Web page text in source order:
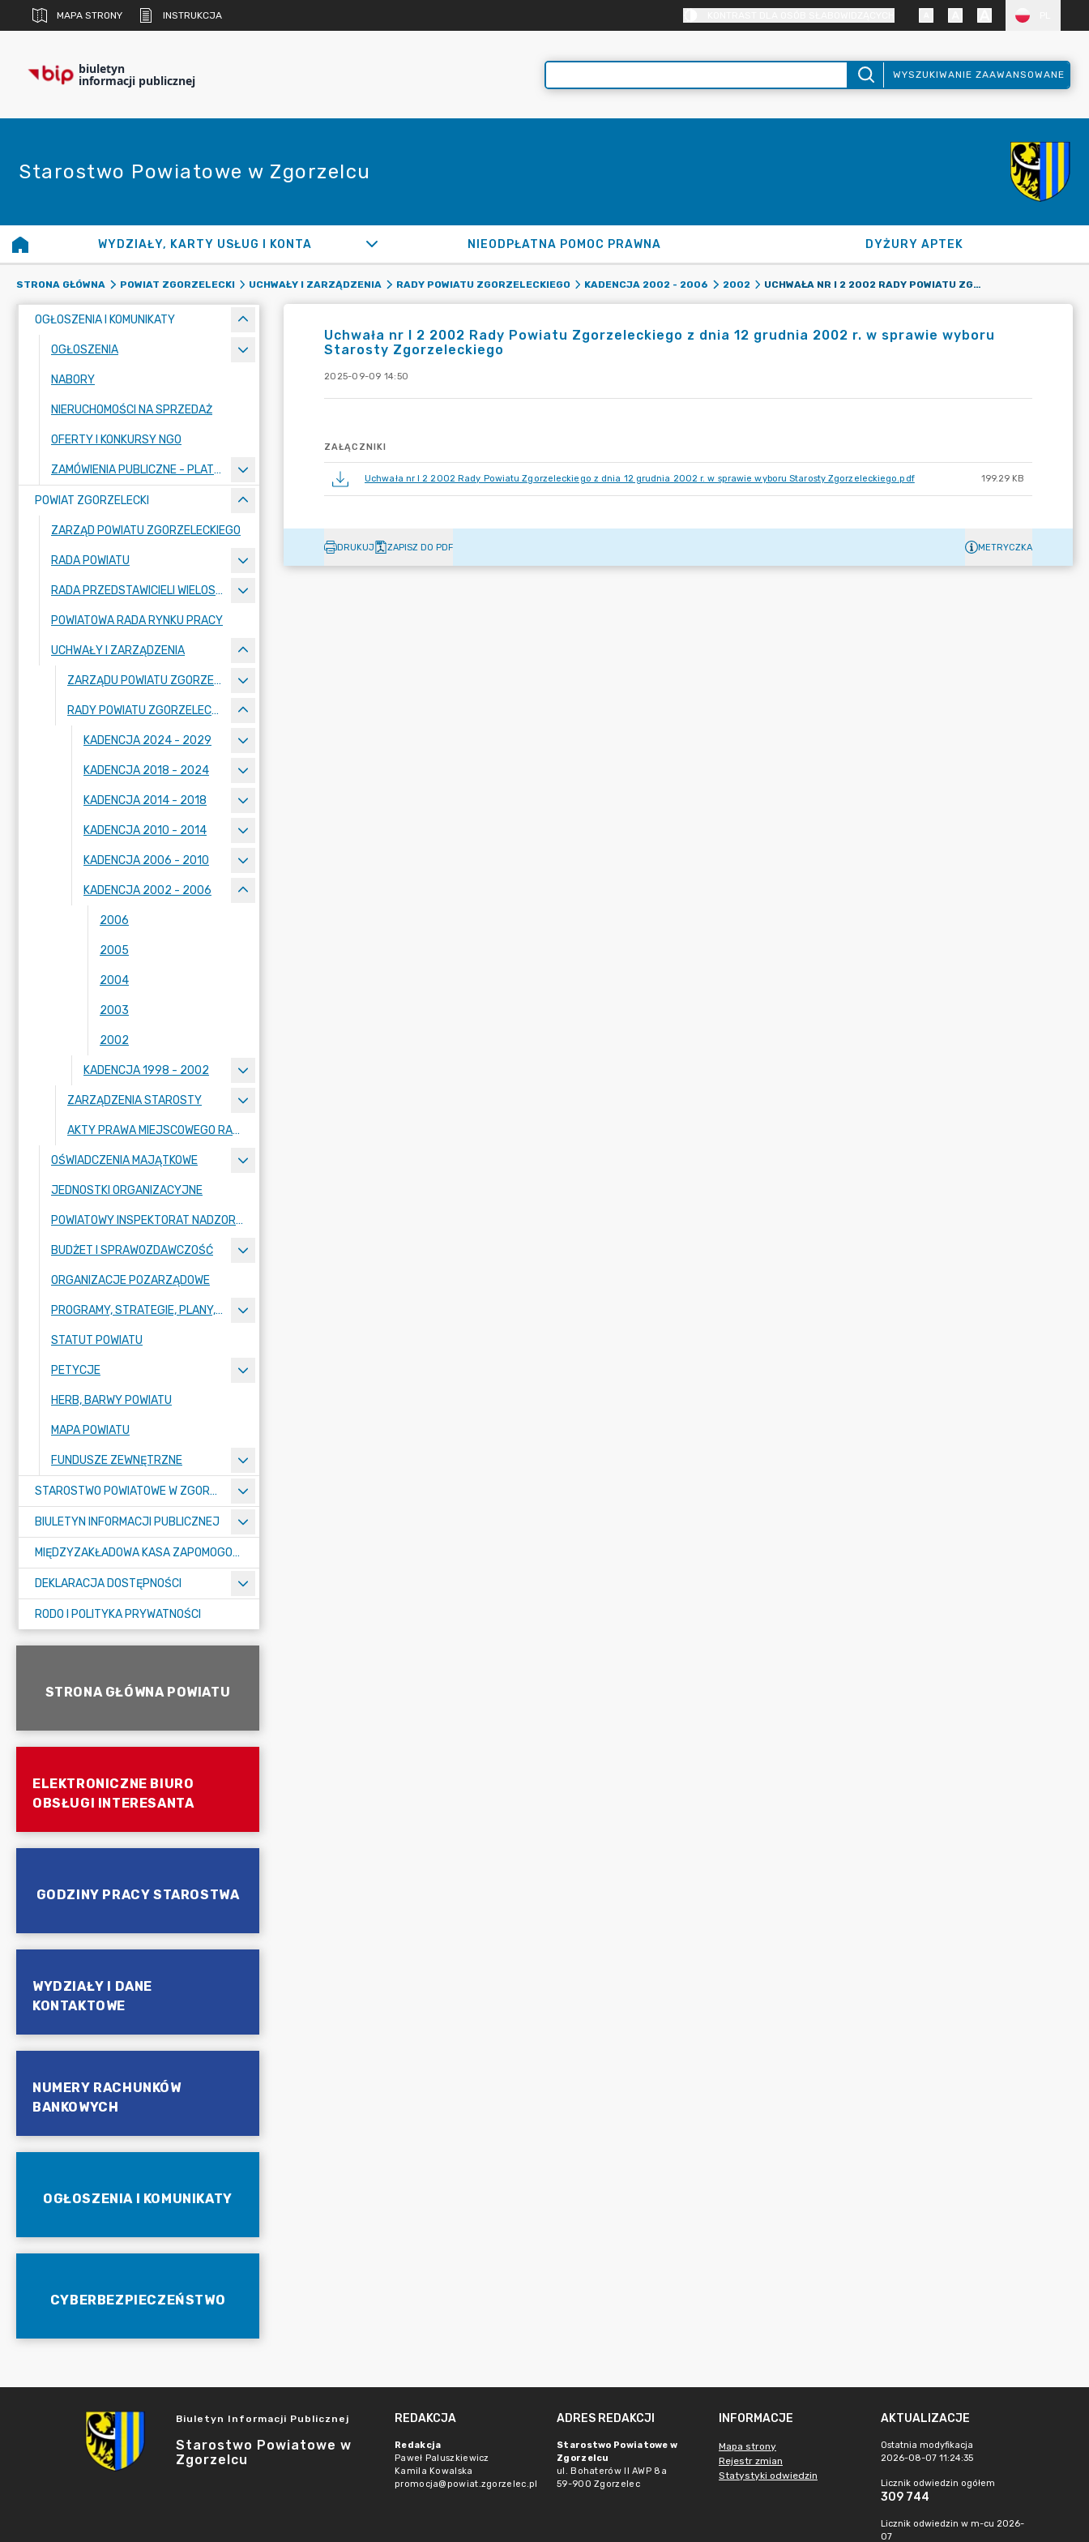
MAPA STRONY INSTRUKCJA
biuletyn
informacji publicznej WYSZUKIWANIE ZAAWANSOWANE
Starostwo Powiatowe w Zgorzelcu
WYDZIAŁY, KARTY USŁUG I KONTA NIEODPŁATNA POMOC PRAWNA DYŻURY APTEK
STRONA GŁÓWNA POWIAT ZGORZELECKI UCHWAŁY I ZARZĄDZENIA RADY POWIATU ZGORZELECKIEGO KADENCJA 2002 - 2006 2002 UCHWAŁA NR I 2 2002 RADY POWIATU ZGORZELECKIEGO Z DNIA 12 GRUDNIA 2002 R. W SPRAWIE WYBORU STAROSTY ZGORZELECKIEGO
OGŁOSZENIA I KOMUNIKATY
OGŁOSZENIA
NABORY
NIERUCHOMOŚCI NA SPRZEDAŻ
OFERTY I KONKURSY NGO
ZAMÓWIENIA PUBLICZNE - PLATFORMA ZAKUPOWA
POWIAT ZGORZELECKI
ZARZĄD POWIATU ZGORZELECKIEGO
RADA POWIATU
RADA PRZEDSTAWICIELI WIELOSPECJALISTYCZNEGO ZESPOŁU OPIEKI ZDROWOTNEJ "BOLESŁAWIEC-ZGORZELEC" SAMODZIELNEGO PUBLICZNEGO ZAKŁADU OPIEKI ZDROWOTNEJ
POWIATOWA RADA RYNKU PRACY
UCHWAŁY I ZARZĄDZENIA
ZARZĄDU POWIATU ZGORZELECKIEGO
RADY POWIATU ZGORZELECKIEGO
KADENCJA 2024 - 2029
KADENCJA 2018 - 2024
KADENCJA 2014 - 2018
KADENCJA 2010 - 2014
KADENCJA 2006 - 2010
KADENCJA 2002 - 2006
2006
2005
2004
2003
2002
KADENCJA 1998 - 2002
ZARZĄDZENIA STAROSTY
AKTY PRAWA MIEJSCOWEGO RADY POWIATU ZGORZELECKIEGO
OŚWIADCZENIA MAJĄTKOWE
JEDNOSTKI ORGANIZACYJNE
POWIATOWY INSPEKTORAT NADZORU BUDOWLANEGO
BUDŻET I SPRAWOZDAWCZOŚĆ
ORGANIZACJE POZARZĄDOWE
PROGRAMY, STRATEGIE, PLANY, RAPORTY
STATUT POWIATU
PETYCJE
HERB, BARWY POWIATU
MAPA POWIATU
FUNDUSZE ZEWNĘTRZNE
STAROSTWO POWIATOWE W ZGORZELCU
BIULETYN INFORMACJI PUBLICZNEJ
MIĘDZYZAKŁADOWA KASA ZAPOMOGOWO-POŻYCZKOWA
DEKLARACJA DOSTĘPNOŚCI
RODO I POLITYKA PRYWATNOŚCI
STRONA GŁÓWNA POWIATU
ELEKTRONICZNE BIURO
OBSŁUGI INTERESANTA
GODZINY PRACY STAROSTWA
WYDZIAŁY I DANE
KONTAKTOWE
NUMERY RACHUNKÓW
BANKOWYCH
OGŁOSZENIA I KOMUNIKATY
CYBERBEZPIECZEŃSTWO
Uchwała nr I 2 2002 Rady Powiatu Zgorzeleckiego z dnia 12 grudnia 2002 r. w sprawie wyboru
Starosty Zgorzeleckiego
2025-09-09 14:50
ZAŁĄCZNIKI
Uchwała nr I 2 2002 Rady Powiatu Zgorzeleckiego z dnia 12 grudnia 2002 r. w sprawie wyboru Starosty Zgorzeleckiego.pdf 199.29 KB
DRUKUJ ZAPISZ DO PDF METRYCZKA
Biuletyn Informacji Publicznej
Starostwo Powiatowe w
Zgorzelcu
REDAKCJA
Redakcja
Paweł Paluszkiewicz
Kamila Kowalska
promocja@powiat.zgorzelec.pl
ADRES REDAKCJI
Starostwo Powiatowe w
Zgorzelcu
ul. Bohaterów II AWP 8a
59-900 Zgorzelec
INFORMACJE
Mapa strony
Rejestr zmian
Statystyki odwiedzin
AKTUALIZACJE
Ostatnia modyfikacja
2026-08-07 11:24:35
Licznik odwiedzin ogółem
309 744
Licznik odwiedzin w m-cu 2026-
07